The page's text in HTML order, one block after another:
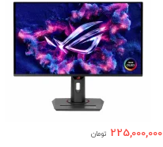
225,000,000 تومان